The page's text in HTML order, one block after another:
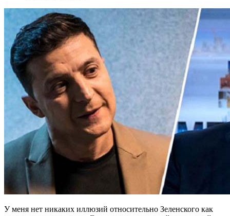
У меня нет никаких иллюзий относительно Зеленского как